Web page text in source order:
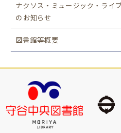
ナクソス・ミュージック・ライ
のお知らせ
図書館等概要